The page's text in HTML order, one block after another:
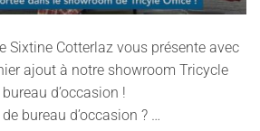
Sixtine Cotterlaz vous présente avec
ajout à notre showroom Tricycle
d’occasion !
bureau d’occasion ? …